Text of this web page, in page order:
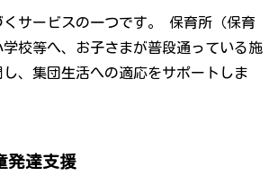
くサービスの一つです。 保育所（保育
学校等へ、お子さまが普段通っている施
、集団生活への適応をサポートしま
発達支援